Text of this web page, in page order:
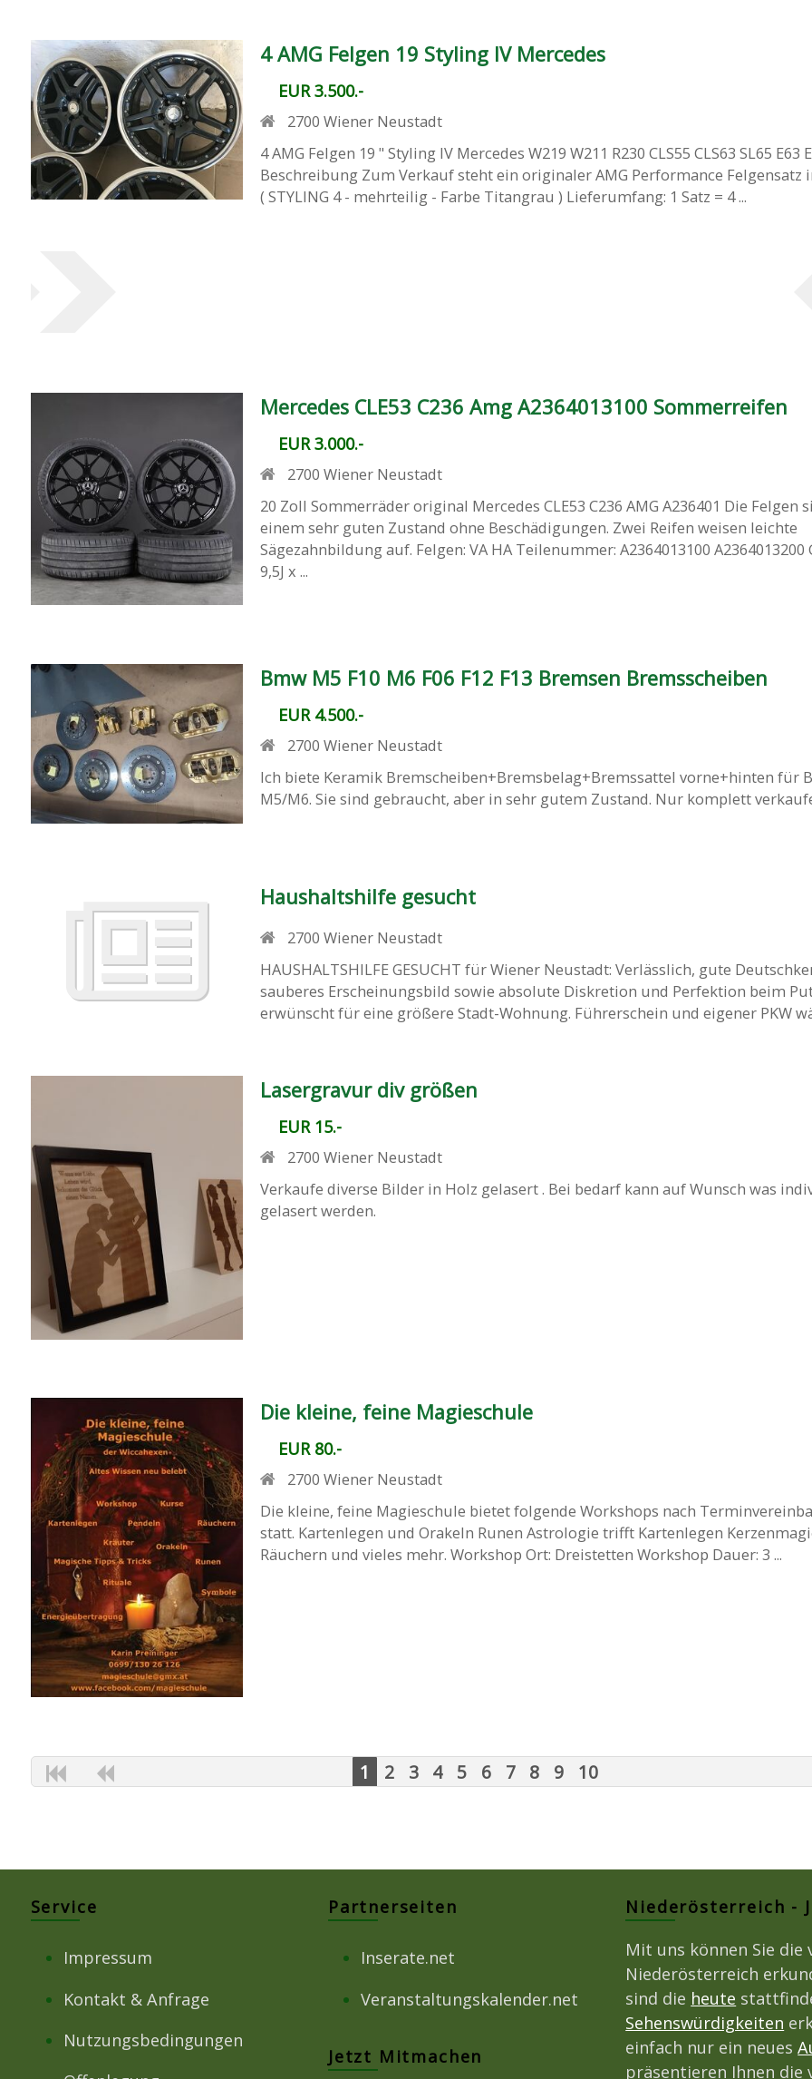
4 AMG Felgen 19 Styling IV Mercedes
EUR 3.500.-
2700 Wiener Neustadt
4 AMG Felgen 19 " Styling IV Mercedes W219 W211 R230 CLS55 CLS63 SL65 E63
Beschreibung Zum Verkauf steht ein originaler AMG Performance Felgensatz
( STYLING 4 - mehrteilig - Farbe Titangrau ) Lieferumfang: 1 Satz = 4 ...
Mercedes CLE53 C236 Amg A2364013100 Sommerreifen
EUR 3.000.-
2700 Wiener Neustadt
20 Zoll Sommerräder original Mercedes CLE53 C236 AMG A236401 Die Felgen
einem sehr guten Zustand ohne Beschädigungen. Zwei Reifen weisen leichte
Sägezahnbildung auf. Felgen: VA HA Teilenummer: A2364013100 A2364013200
9,5J x ...
Bmw M5 F10 M6 F06 F12 F13 Bremsen Bremsscheiben
EUR 4.500.-
2700 Wiener Neustadt
Ich biete Keramik Bremscheiben+Bremsbelag+Bremssattel vorne+hinten für
M5/M6. Sie sind gebraucht, aber in sehr gutem Zustand. Nur komplett
Haushaltshilfe gesucht
2700 Wiener Neustadt
HAUSHALTSHILFE GESUCHT für Wiener Neustadt: Verlässlich, gute
sauberes Erscheinungsbild sowie absolute Diskretion und Perfektion beim
erwünscht für eine größere Stadt-Wohnung. Führerschein und eigener PKW
Lasergravur div größen
EUR 15.-
2700 Wiener Neustadt
Verkaufe diverse Bilder in Holz gelasert . Bei bedarf kann auf Wunsch was
gelasert werden.
Die kleine, feine Magieschule
EUR 80.-
2700 Wiener Neustadt
Die kleine, feine Magieschule bietet folgende Workshops nach
statt. Kartenlegen und Orakeln Runen Astrologie trifft Kartenlegen
Räuchern und vieles mehr. Workshop Ort: Dreistetten Workshop Dauer: 3 ...
1 2 3 4 5 6 7 8 9 10
Service
Impressum
Kontakt & Anfrage
Nutzungsbedingungen
Partnerseiten
Inserate.net
Veranstaltungskalender.net
Jetzt Mitmachen
Niederösterreich -
Mit uns können Sie
Niederösterreich
sind die heute
Sehenswürdigkeiten
einfach nur ein neues
präsentieren Ihnen